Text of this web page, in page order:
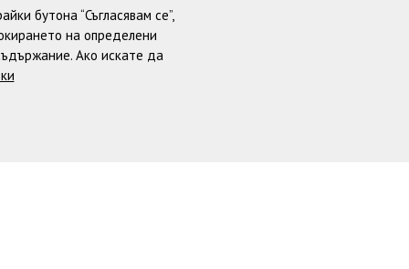
бутона “Съгласявам се”,
на определени
Ако искате да